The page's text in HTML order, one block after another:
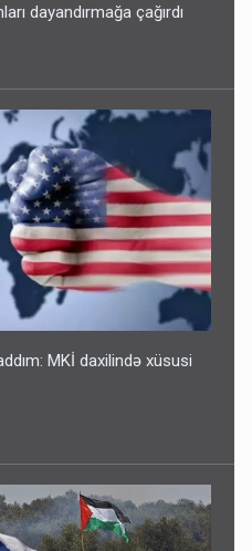
dayandırmağa çağırdı
MKİ daxilində xüsusi